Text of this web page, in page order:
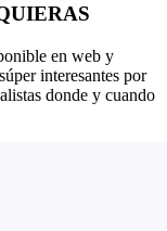
en web y
interesantes por
donde y cuando